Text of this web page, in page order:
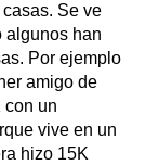
Se ve
algunos han
Por ejemplo
amigo de
con un
vive en un
hizo 15K